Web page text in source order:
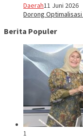
Daerah11 Juni 2026
Dorong
Berita Populer
1